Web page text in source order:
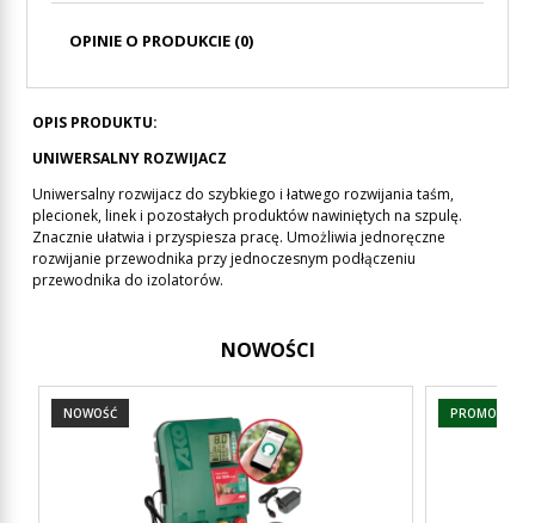
PŁATNOŚCI
OPINIE O PRODUKCIE (0)
OPIS PRODUKTU:
UNIWERSALNY ROZWIJACZ
Uniwersalny rozwijacz do szybkiego i łatwego rozwijania taśm,
plecionek, linek i pozostałych produktów nawiniętych na szpulę.
Znacznie ułatwia i przyspiesza pracę. Umożliwia jednoręczne
rozwijanie przewodnika przy jednoczesnym podłączeniu
przewodnika do izolatorów.
NOWOŚCI
NOWOŚĆ PROMOCJA